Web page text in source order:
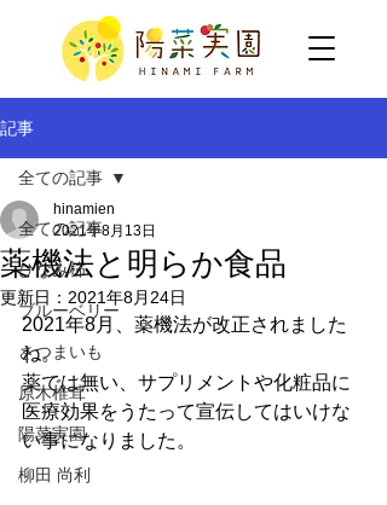
記事
全ての記事
ひなみ柿
ブルーベリー
さつまいも
原木椎茸
陽菜実園
柳田 尚利
全ての記事
薬機法と明らか食品
hinamien
2021年8月13日
更新日： 2021年8月24日
2021年8月、薬機法が改正されました
ね。
薬では無い、サプリメントや化粧品に
医療効果をうたって宣伝してはいけな
い事になりました。